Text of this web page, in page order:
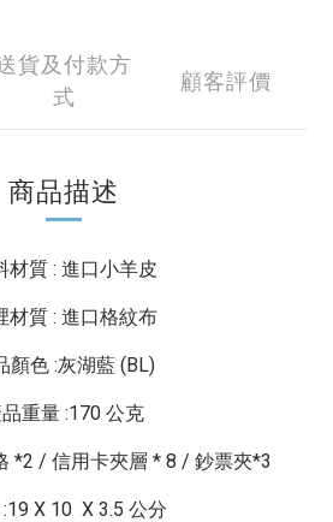
貨及付款方
式
顧客評價
商品描述
材質 : 進口小羊皮
材質 : 進口格紋布
顏色 :灰湖藍 (BL)
重量 :170 公克
*2 / 信用卡夾層 * 8 / 鈔票夾*3
:19 X 10 X 3.5 公分